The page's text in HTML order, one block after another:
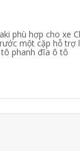
phù hợp cho xe
một cặp hỗ trợ
phanh đĩa ô tô